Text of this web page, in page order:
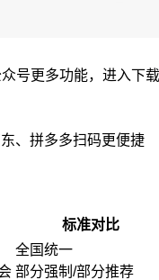
号更多功能，进入下
、拼多多扫码更便捷
标准对比
全国统一
部分强制/部分推荐